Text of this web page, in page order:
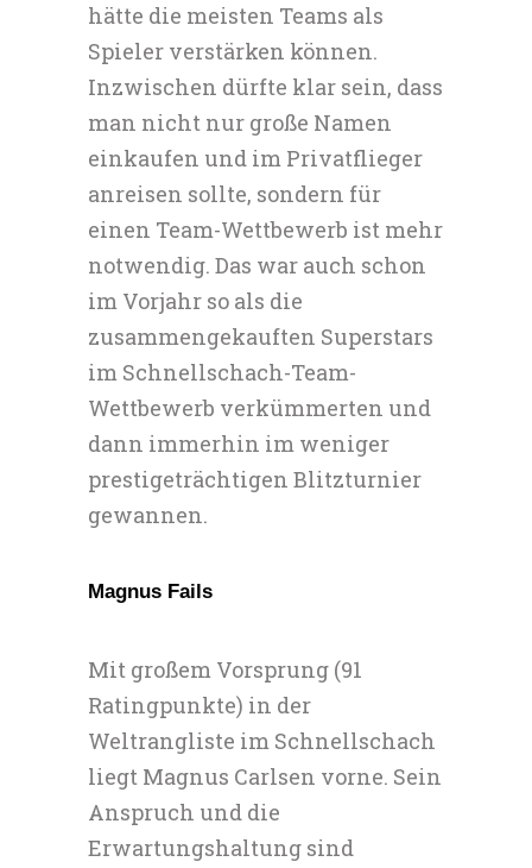
hätte die meisten Teams als
Spieler verstärken können.
Inzwischen dürfte klar sein, dass
man nicht nur große Namen
einkaufen und im Privatflieger
anreisen sollte, sondern für
einen Team-Wettbewerb ist mehr
notwendig. Das war auch schon
im Vorjahr so als die
zusammengekauften Superstars
im Schnellschach-Team-
Wettbewerb verkümmerten und
dann immerhin im weniger
prestigeträchtigen Blitzturnier
gewannen.
Magnus Fails
Mit großem Vorsprung (91
Ratingpunkte) in der
Weltrangliste im Schnellschach
liegt Magnus Carlsen vorne. Sein
Anspruch und die
Erwartungshaltung sind